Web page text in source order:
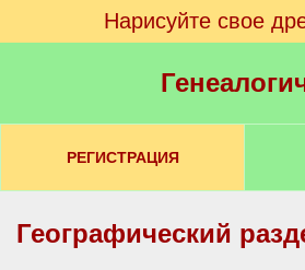
Нарисуйте свое
РЕГИСТРАЦИЯ
Географический